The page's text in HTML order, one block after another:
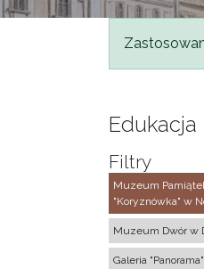
Edukacja
Filtry
Muzeum
"Koryznówka" w
Muzeum Dwór w
Galeria "Panorama"